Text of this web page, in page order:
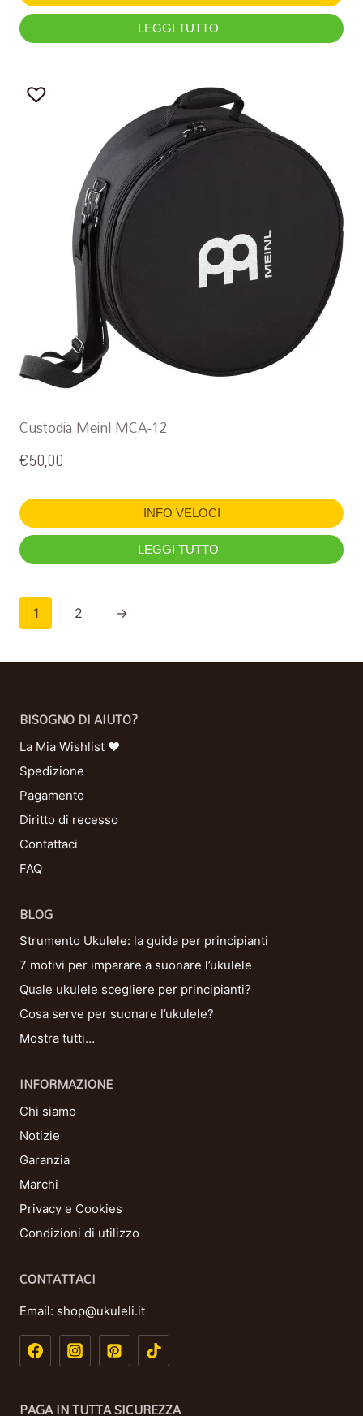
LEGGI TUTTO
Custodia Meinl MCA-12
€50,00
INFO VELOCI
LEGGI TUTTO
1 2 →
BISOGNO DI AIUTO?
La Mia Wishlist ❤
Spedizione
Pagamento
Diritto di recesso
Contattaci
FAQ
BLOG
Strumento Ukulele: la guida per principianti
7 motivi per imparare a suonare l’ukulele
Quale ukulele scegliere per principianti?
Cosa serve per suonare l’ukulele?
Mostra tutti…
INFORMAZIONE
Chi siamo
Notizie
Garanzia
Marchi
Privacy e Cookies
Condizioni di utilizzo
CONTATTACI
Email: shop@ukuleli.it
PAGA IN TUTTA SICUREZZA